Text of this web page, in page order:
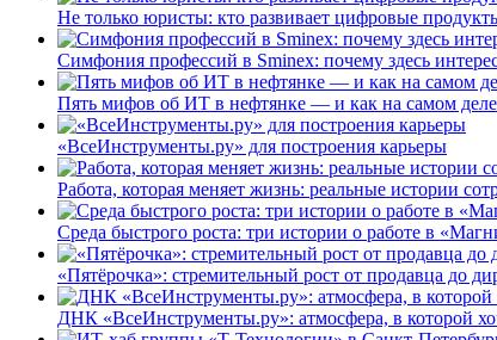
Не только юристы: кто развивает цифровые
Симфония профессий в Sminex: почему здесь
Пять мифов об ИТ в нефтянке — и как на самом
«ВсеИнструменты.ру» для построения карьеры
Работа, которая меняет жизнь: реальные истории
Среда быстрого роста: три истории о работе в
«Пятёрочка»: стремительный рост от продавца до
ДНК «ВсеИнструменты.ру»: атмосфера, в которой